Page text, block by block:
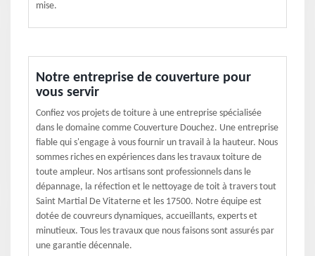
mise.
Notre entreprise de couverture pour
vous servir
Confiez vos projets de toiture à une entreprise spécialisée
dans le domaine comme Couverture Douchez. Une entreprise
fiable qui s'engage à vous fournir un travail à la hauteur. Nous
sommes riches en expériences dans les travaux toiture de
toute ampleur. Nos artisans sont professionnels dans le
dépannage, la réfection et le nettoyage de toit à travers tout
Saint Martial De Vitaterne et les 17500. Notre équipe est
dotée de couvreurs dynamiques, accueillants, experts et
minutieux. Tous les travaux que nous faisons sont assurés par
une garantie décennale.